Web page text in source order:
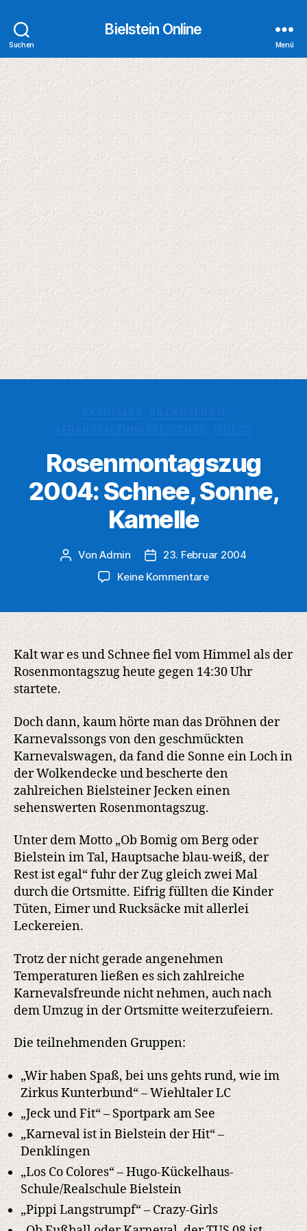
Suchen
Bielstein Online
Menü
Rosenmontagszug
2004: Schnee, Sonne,
Kamelle
Beitragsautor
VonAdmin Veröffentlichungsdatum
23. Februar 2004
Keine Kommentarezu
Schnee,
Sonne,
Kamelle
Kalt war es und Schnee fiel vom Himmel als der
Rosenmontagszug heute gegen 14:30 Uhr
startete.
Doch dann, kaum hörte man das Dröhnen der
Karnevalssongs von den geschmückten
Karnevalswagen, da fand die Sonne ein Loch in
der Wolkendecke und bescherte den
zahlreichen Bielsteiner Jecken einen
sehenswerten Rosenmontagszug.
Unter dem Motto „Ob Bomig om Berg oder
Bielstein im Tal, Hauptsache blau-weiß, der
Rest ist egal“ fuhr der Zug gleich zwei Mal
durch die Ortsmitte. Eifrig füllten die Kinder
Tüten, Eimer und Rucksäcke mit allerlei
Leckereien.
Trotz der nicht gerade angenehmen
Temperaturen ließen es sich zahlreiche
Karnevalsfreunde nicht nehmen, auch nach
dem Umzug in der Ortsmitte weiterzufeiern.
Die teilnehmenden Gruppen:
„Wir haben Spaß, bei uns gehts rund, wie im
Zirkus Kunterbund“ – Wiehltaler LC
„Jeck und Fit“ – Sportpark am See
„Karneval ist in Bielstein der Hit“ –
Denklingen
„Los Co Colores“ – Hugo-Kückelhaus-
Schule/Realschule Bielstein
„Pippi Langstrumpf“ – Crazy-Girls